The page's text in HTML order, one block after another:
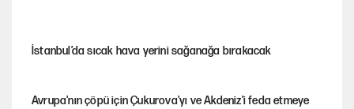
İstanbul’da sıcak hava yerini sağanağa bırakacak
Avrupa'nın çöpü için Çukurova'yı ve Akdeniz'i feda etmeye